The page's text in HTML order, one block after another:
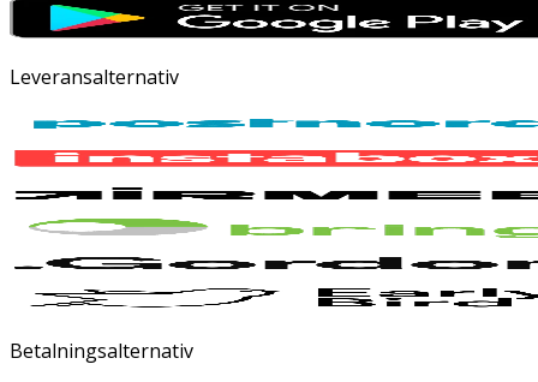
Leveransalternativ
Betalningsalternativ